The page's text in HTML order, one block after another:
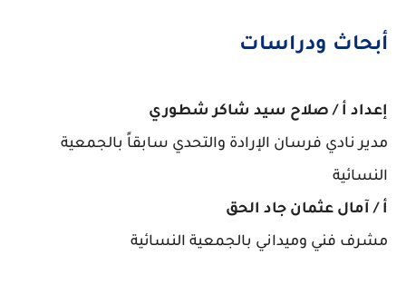
أبحاث ودراسات
إعداد أ / صلاح سيد شاكر شطوري
مدير نادي فرسان الإرادة والتحدي سابقاً بالجمعية
النسائية
أ / آمال عثمان جاد الحق
مشرف فني وميداني بالجمعية النسائية